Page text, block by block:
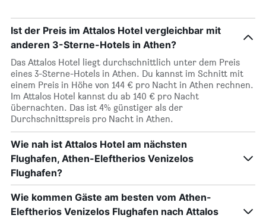
Ist der Preis im Attalos Hotel vergleichbar mit
anderen 3-Sterne-Hotels in Athen?
Das Attalos Hotel liegt durchschnittlich unter dem Preis
eines 3-Sterne-Hotels in Athen. Du kannst im Schnitt mit
einem Preis in Höhe von 144 € pro Nacht in Athen rechnen.
Im Attalos Hotel kannst du ab 140 € pro Nacht
übernachten. Das ist 4% günstiger als der
Durchschnittspreis pro Nacht in Athen.
Wie nah ist Attalos Hotel am nächsten
Flughafen, Athen-Eleftherios Venizelos
Flughafen?
Wie kommen Gäste am besten vom Athen-
Eleftherios Venizelos Flughafen nach Attalos